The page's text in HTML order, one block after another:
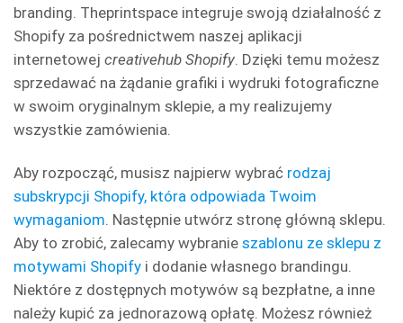
branding. Theprintspace integruje swoją działalność z
Shopify za pośrednictwem naszej aplikacji
internetowej creativehub Shopify. Dzięki temu możesz
sprzedawać na żądanie grafiki i wydruki fotograficzne
w swoim oryginalnym sklepie, a my realizujemy
wszystkie zamówienia.
Aby rozpocząć, musisz najpierw wybrać rodzaj
subskrypcji Shopify, która odpowiada Twoim
wymaganiom. Następnie utwórz stronę główną sklepu.
Aby to zrobić, zalecamy wybranie szablonu ze sklepu z
motywami Shopify i dodanie własnego brandingu.
Niektóre z dostępnych motywów są bezpłatne, a inne
należy kupić za jednorazową opłatę. Możesz również